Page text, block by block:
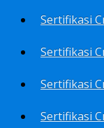
Sertifikasi
Sertifikasi
Sertifikasi
Sertifikasi